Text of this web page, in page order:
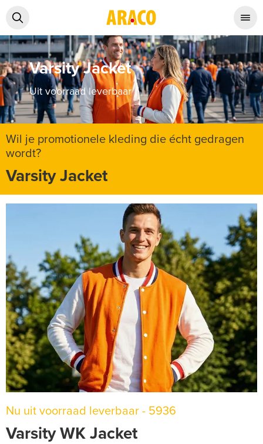
Varsity Jacket
Uit voorraad leverbaar
Wil je promotionele kleding die écht gedragen
wordt?
Varsity Jacket
Nu uit voorraad leverbaar - 5936
Varsity WK Jacket